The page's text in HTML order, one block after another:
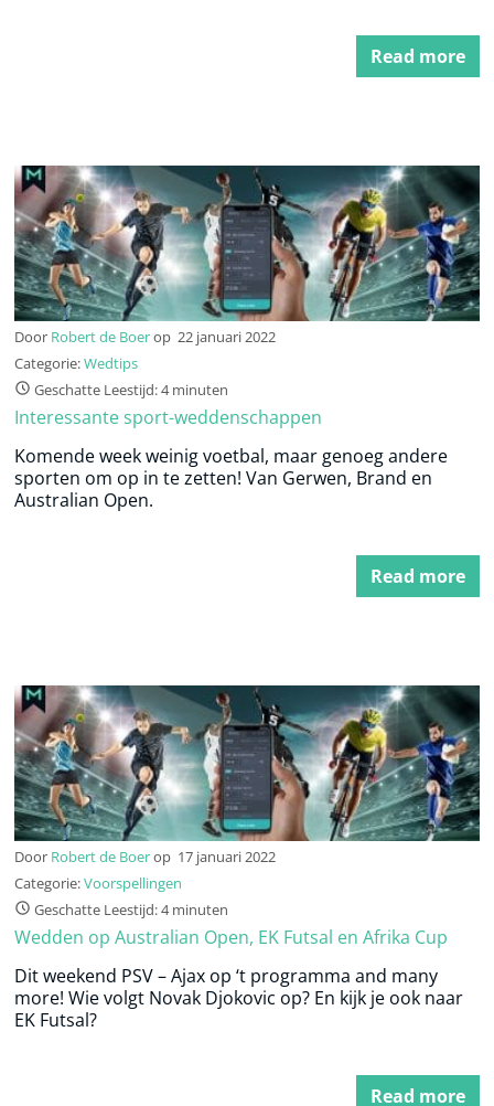
Read more
Door Robert de Boerop 22 januari 2022
Categorie:Wedtips
Geschatte Leestijd: 4 minuten
Interessante sport-weddenschappen
Komende week weinig voetbal, maar genoeg andere
sporten om op in te zetten! Van Gerwen, Brand en
Australian Open.
Read more
Door Robert de Boerop 17 januari 2022
Categorie:Voorspellingen
Geschatte Leestijd: 4 minuten
Wedden op Australian Open, EK Futsal en Afrika Cup
Dit weekend PSV – Ajax op ‘t programma and many
more! Wie volgt Novak Djokovic op? En kijk je ook naar
EK Futsal?
Read more